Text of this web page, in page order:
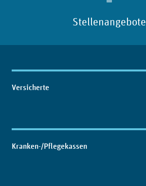
Stellenangebote
Inhaltsübersicht
Versicherte
Kranken-/Pflegekassen